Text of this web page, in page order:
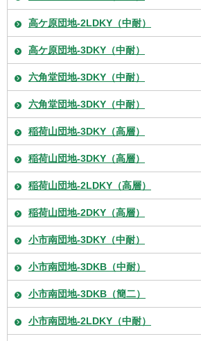
高ケ原団地-2LDKY（中耐）
高ケ原団地-3DKY（中耐）
六角堂団地-3DKY（中耐）
六角堂団地-3DKY（中耐）
稲荷山団地-3DKY（高層）
稲荷山団地-3DKY（高層）
稲荷山団地-2LDKY（高層）
稲荷山団地-2DKY（高層）
小市南団地-3DKY（中耐）
小市南団地-3DKB（中耐）
小市南団地-3DKB（簡二）
小市南団地-2LDKY（中耐）